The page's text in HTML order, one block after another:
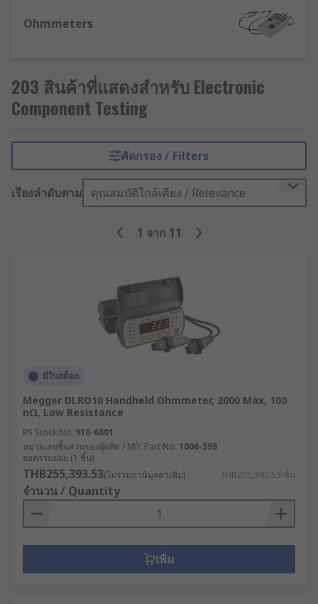
capacitors or inductors to replicate different
electrical values, adjustable in 'decade' steps
This design enables testing for any value
from 001 to 999 ohms, provided the device
offers sufficient decade steps.
Decade boxes are substituted for other
components on a circuit during testing and
verifying - the box is set to a desired value,
then connected to an input device (e.g.
transmitter, controller or multimeter) to
check the display value of the input device
against the set value of the decade box.
measure and test inductance (L),
capacitance (C) and resistance (R) of electronic
LCR meters are sold in both analogue and
digital models, depending on the required
accuracy.
Most are used to measure the impedance of a
Device Under Test (DUT), and many can report
back on parameters including current/voltage
phase angle, conductance and susceptance.
Ohmmetersmeasure electrical resistance
through components.
impedance measurement in a wide range of
applications and circuits, including motor
Ohmmeters
203 สินค้าที่แสดงสำหรับ Electronic
Component Testing
คัดกรอง / Filters
เรียงลำดับตาม คุณสมบัติใกล้เคียง / Relevance
1 จาก 11
มีในสต็อก
Megger DLRO10 Handheld Ohmmeter, 2000 Max, 100
nΩ, Low Resistance
RS Stock No. 910-6801
หมายเลขชิ้นส่วนของผู้ผลิต / Mfr. Part No. 1006-598
ยอดรวมย่อย (1 ชิ้น)
THB255,393.53(ไม่รวมภาษีมูลค่าเพิ่ม) THB255,393.53/ชิ้น
จำนวน / Quantity
เพิ่ม